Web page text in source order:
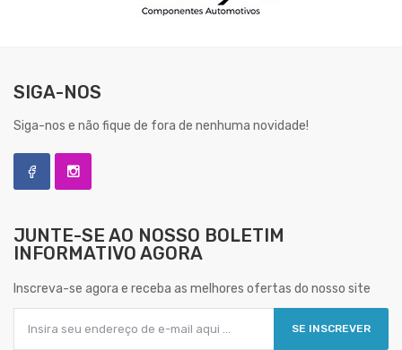
SIGA-NOS
Siga-nos e não fique de fora de nenhuma novidade!
JUNTE-SE AO NOSSO BOLETIM
INFORMATIVO AGORA
Inscreva-se agora e receba as melhores ofertas do nosso site
SE INSCREVER